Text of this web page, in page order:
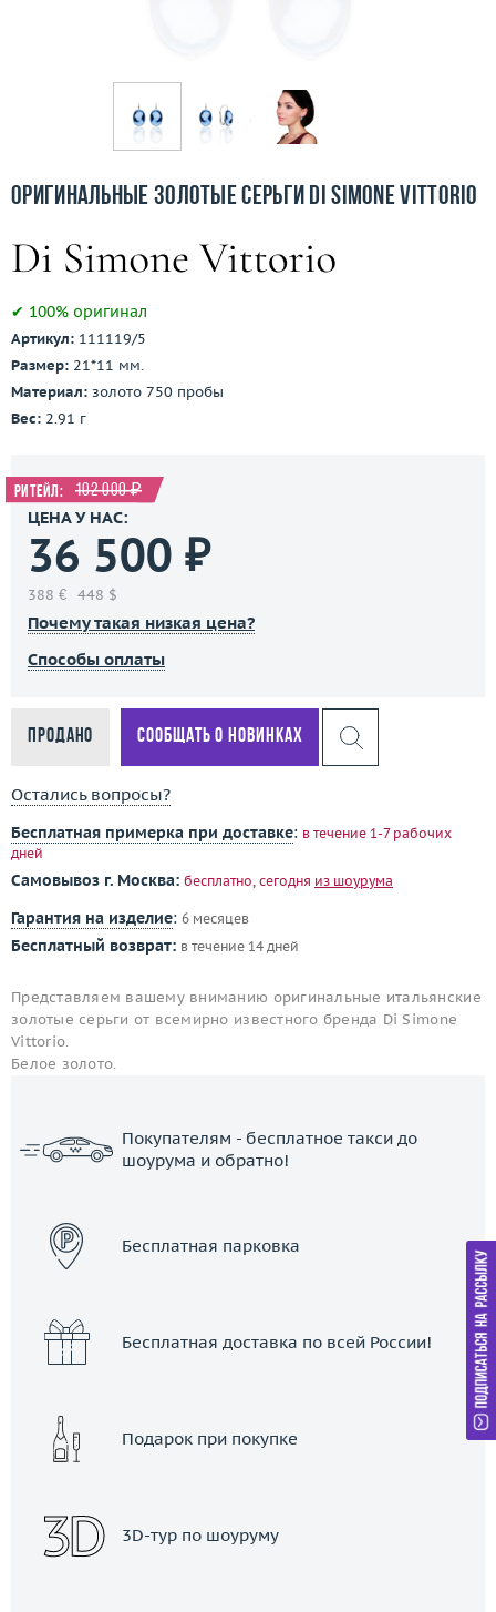
3D-тур по шоуруму
Оригинальные золотые серьги Di Simone Vittorio
✔ 100% оригинал
Артикул: 111119/5
Размер: 21*11 мм.
Материал: золото 750 пробы
Вес: 2.91 г
Ритейл: 102 000 ₽
ЦЕНА У НАС:
36 500 ₽
388 € 448 $
Почему такая низкая цена?
Способы оплаты
Продано Сообщать о новинках
Остались вопросы?
Бесплатная примерка при доставке: в течение 1-7 рабочих
дней
Самовывоз г. Москва: бесплатно, сегодня из шоурума
Гарантия на изделие: 6 месяцев
Бесплатный возврат: в течение 14 дней
Представляем вашему вниманию оригинальные итальянские
золотые серьги от всемирно известного бренда Di Simone
Vittorio.
Белое золото.
Покупателям - бесплатное такси до
шоурума и обратно!
Бесплатная парковка
Бесплатная доставка по всей России!
Подарок при покупке
3D-тур по шоуруму